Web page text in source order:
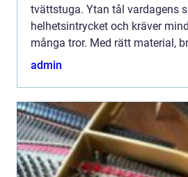
tvättstuga. Ytan tål vardagens
helhetsintrycket och kräver
många tror. Med rätt material,
admin